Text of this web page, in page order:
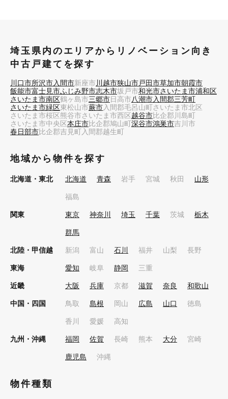
埼玉県内のエリアからリノベーション向き
中古戸建てを探す
川口市所沢市入間市新座市 川越市狭山市戸田市草加市朝霞市
飯能市富士見市ふじみ野市志木市坂戸市和光市さいたま市浦和区
さいたま市南区鶴ヶ島市三郷市日高市八潮市入間郡三芳町
さいたま市緑区東松山市蕨市入間郡毛呂山町さいたま市北区
さいたま市桜区熊谷市さいたま市西区越谷市比企郡川島町
さいたま市中央区本庄市比企郡鳩山町深谷市鴻巣市吉川市
春日部市比企郡吉見町入間郡越生町
地域から物件を探す
北海道・東北 北海道 青森 岩手 宮城 秋田 山形
福島
関東 東京 神奈川 埼玉 千葉 茨城 栃木
群馬
北陸・甲信越 新潟 富山 石川 福井 山梨 長野
東海 愛知 岐阜 静岡 三重
近畿 大阪 兵庫 京都 滋賀 奈良 和歌山
中国・四国 鳥取 島根 岡山 広島 山口 徳島
香川 愛媛 高知
九州・沖縄 福岡 佐賀 長崎 熊本 大分 宮崎
鹿児島 沖縄
物件種類